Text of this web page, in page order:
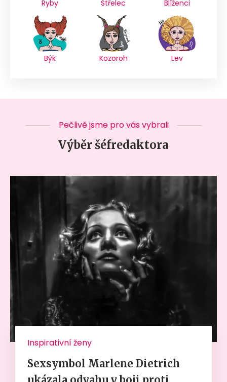
Ryby Střelec Blíženci
Býk Kozoroh Lev
Pečlivě jsme pro vás vybrali
Výběr šéfredaktora
Inspirativní ženy
Sexsymbol Marlene Dietrich